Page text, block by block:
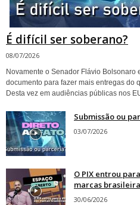
É difícil ser soberano?
08/07/2026
Novamente o Senador Flávio Bolsonaro
documento para fazer mais entregas do
Desta vez em audiências públicas nos
Submissão ou
03/07/2026
O PIX entrou
marcas
30/06/2026